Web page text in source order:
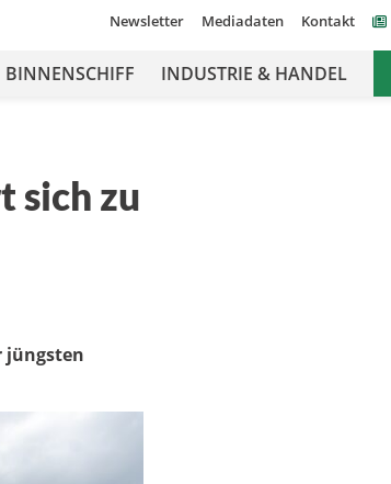
Newsletter Mediadaten Kontakt
BINNENSCHIFF INDUSTRIE & HANDEL
sich zu
jüngsten